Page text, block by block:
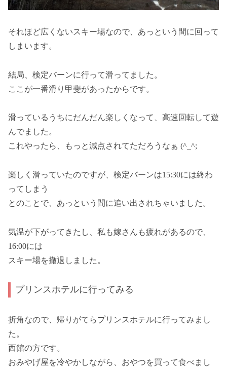
それほど広くないスキー場なので、あっという間に回って
しまいます。
結局、検定バーンに行って滑ってました。
ここが一番滑り甲斐があったからです。
滑っているうちにだんだん楽しくなって、高速回転して遊
んでました。
これやったら、もっと減点されてただろうなぁ (^_^;
楽しく滑っていたのですが、検定バーンは15:30には終わ
ってしまう
とのことで、あっという間に追い出されちゃいました。
気温が下がってきたし、私も嫁さんも疲れがあるので、
16:00には
スキー場を撤退しました。
プリンスホテルに行ってみる
折角なので、帰りがてらプリンスホテルに行ってみまし
た。
西館の方です。
おみやげ屋を冷やかしながら、おやつを買って食べまし